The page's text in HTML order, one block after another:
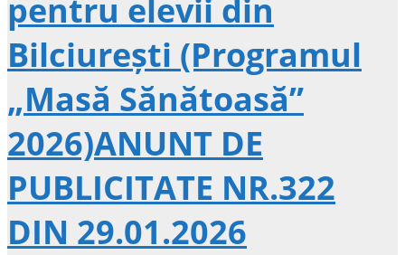
pentru elevii din
Bilciurești (Programul
„Masă Sănătoasă”
2026)ANUNT DE
PUBLICITATE NR.322
DIN 29.01.2026